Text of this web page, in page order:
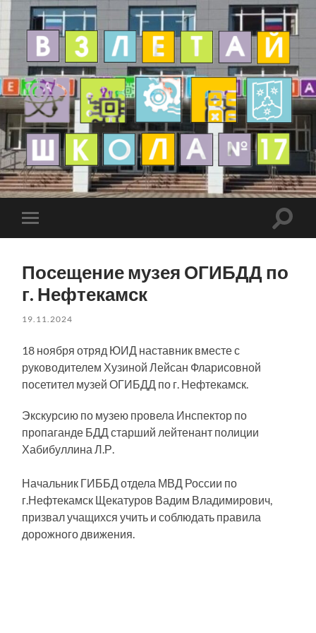
Посещение музея ОГИБДД по
г. Нефтекамск
19.11.2024
18 ноября отряд ЮИД наставник вместе с
руководителем Хузиной Лейсан Фларисовной
посетител музей ОГИБДД по г. Нефтекамск.
Экскурсию по музею провела Инспектор по
пропаганде БДД старший лейтенант полиции
Хабибуллина Л.Р.
Начальник ГИББД отдела МВД России по
г.Нефтекамск Щекатуров Вадим Владимирович,
призвал учащихся учить и соблюдать правила
дорожного движения.